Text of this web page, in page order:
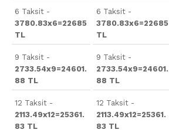
6 Taksit -
3780.83x6=22685
TL
9 Taksit -
2733.54x9=24601.
88 TL
12 Taksit -
2113.49x12=25361.
83 TL
6 Taksit -
3780.83x6=22685
TL
9 Taksit -
2733.54x9=24601.
88 TL
12 Taksit -
2113.49x12=25361.
83 TL